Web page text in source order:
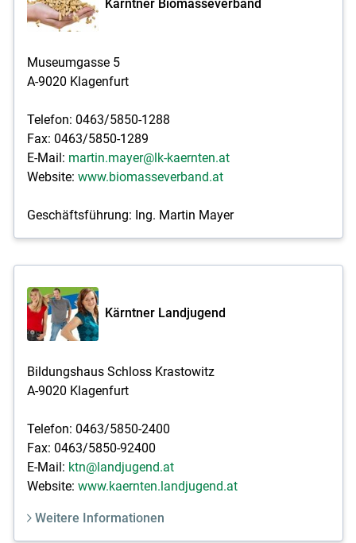
Kärntner Biomasseverband
Museumgasse 5
A-9020 Klagenfurt
Telefon: 0463/5850-1288
Fax: 0463/5850-1289
E-Mail: martin.mayer@lk-kaernten.at
Website: www.biomasseverband.at
Geschäftsführung: Ing. Martin Mayer
Kärntner Landjugend
Bildungshaus Schloss Krastowitz
A-9020 Klagenfurt
Telefon: 0463/5850-2400
Fax: 0463/5850-92400
E-Mail: ktn@landjugend.at
Website: www.kaernten.landjugend.at
Weitere Informationen